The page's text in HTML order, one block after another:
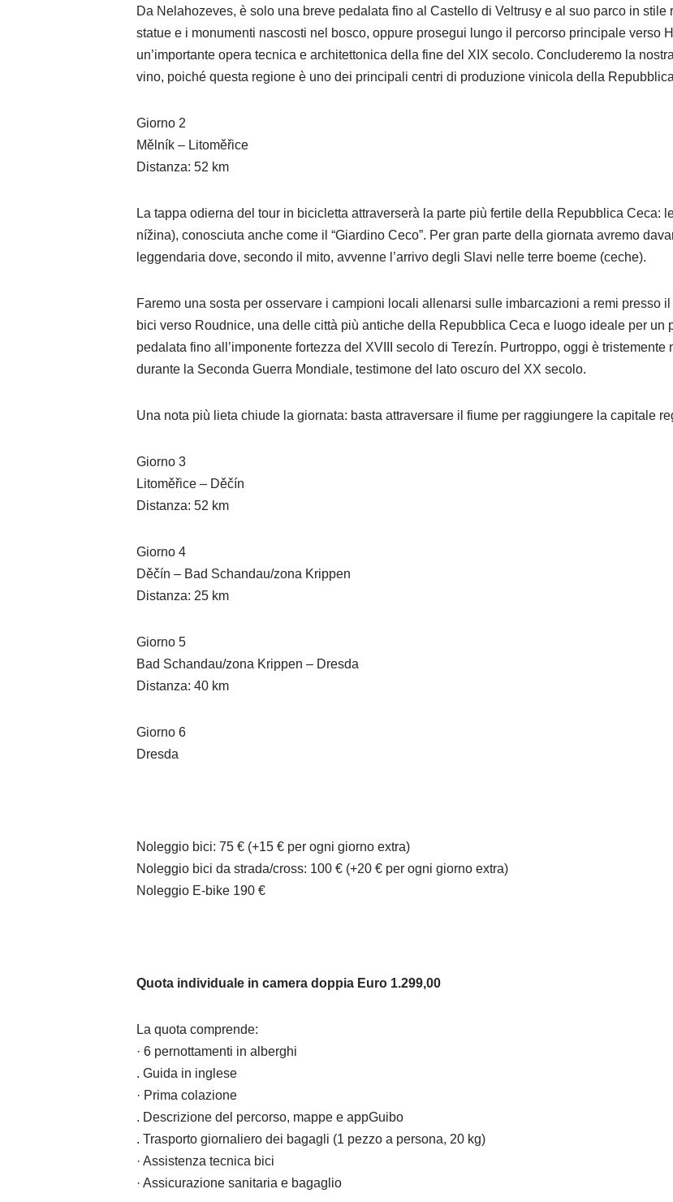
Da Nelahozeves, è solo una breve pedalata fino al Castello di Veltrusy e al suo parco in
statue e i monumenti nascosti nel bosco, oppure prosegui lungo il percorso principale verso
un’importante opera tecnica e architettonica della fine del XIX secolo. Concluderemo la
vino, poiché questa regione è uno dei principali centri di produzione vinicola della
Giorno 2
Mělník – Litoměřice
Distanza: 52 km
La tappa odierna del tour in bicicletta attraverserà la parte più fertile della Repubblica Ceca:
nížina), conosciuta anche come il “Giardino Ceco”. Per gran parte della giornata avremo
leggendaria dove, secondo il mito, avvenne l’arrivo degli Slavi nelle terre boeme (ceche).
Faremo una sosta per osservare i campioni locali allenarsi sulle imbarcazioni a remi presso
bici verso Roudnice, una delle città più antiche della Repubblica Ceca e luogo ideale per un
pedalata fino all’imponente fortezza del XVIII secolo di Terezín. Purtroppo, oggi è
durante la Seconda Guerra Mondiale, testimone del lato oscuro del XX secolo.
Una nota più lieta chiude la giornata: basta attraversare il fiume per raggiungere la capitale
Giorno 3
Litoměřice – Děčín
Distanza: 52 km
Giorno 4
Děčín – Bad Schandau/zona Krippen
Distanza: 25 km
Giorno 5
Bad Schandau/zona Krippen – Dresda
Distanza: 40 km
Giorno 6
Dresda
Noleggio bici: 75 € (+15 € per ogni giorno extra)
Noleggio bici da strada/cross: 100 € (+20 € per ogni giorno extra)
Noleggio E-bike 190 €
Quota individuale in camera doppia Euro 1.299,00
La quota comprende:
· 6 pernottamenti in alberghi
. Guida in inglese
· Prima colazione
. Descrizione del percorso, mappe e appGuibo
. Trasporto giornaliero dei bagagli (1 pezzo a persona, 20 kg)
· Assistenza tecnica bici
· Assicurazione sanitaria e bagaglio